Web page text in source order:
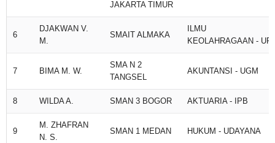
JAKARTA TIMUR
6
DJAKWAN V.
M.
SMAIT ALMAKA
ILMU
KEOLAHRAGAAN - UPI
7 BIMA M. W.
SMA N 2
TANGSEL
AKUNTANSI - UGM
8 WILDA A. SMAN 3 BOGOR AKTUARIA - IPB
9
M. ZHAFRAN
N. S.
SMAN 1 MEDAN HUKUM - UDAYANA